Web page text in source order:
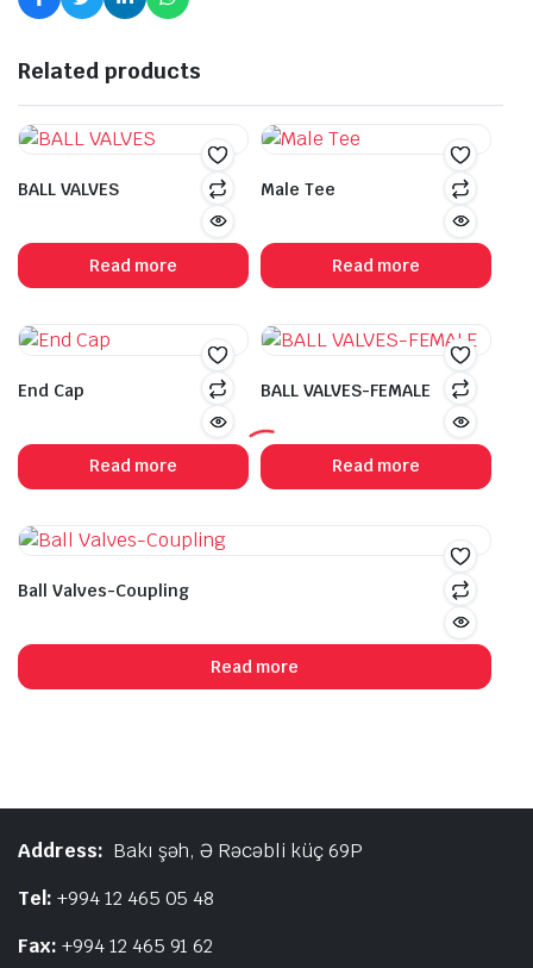
Related products
BALL VALVES
Read more
Male Tee
Read more
End Cap
Read more
BALL VALVES-FEMALE
Read more
Ball Valves-Coupling
Read more
Address: Bakı şəh, Ə Rəcəbli küç 69P
Tel: +994 12 465 05 48
Fax: +994 12 465 91 62